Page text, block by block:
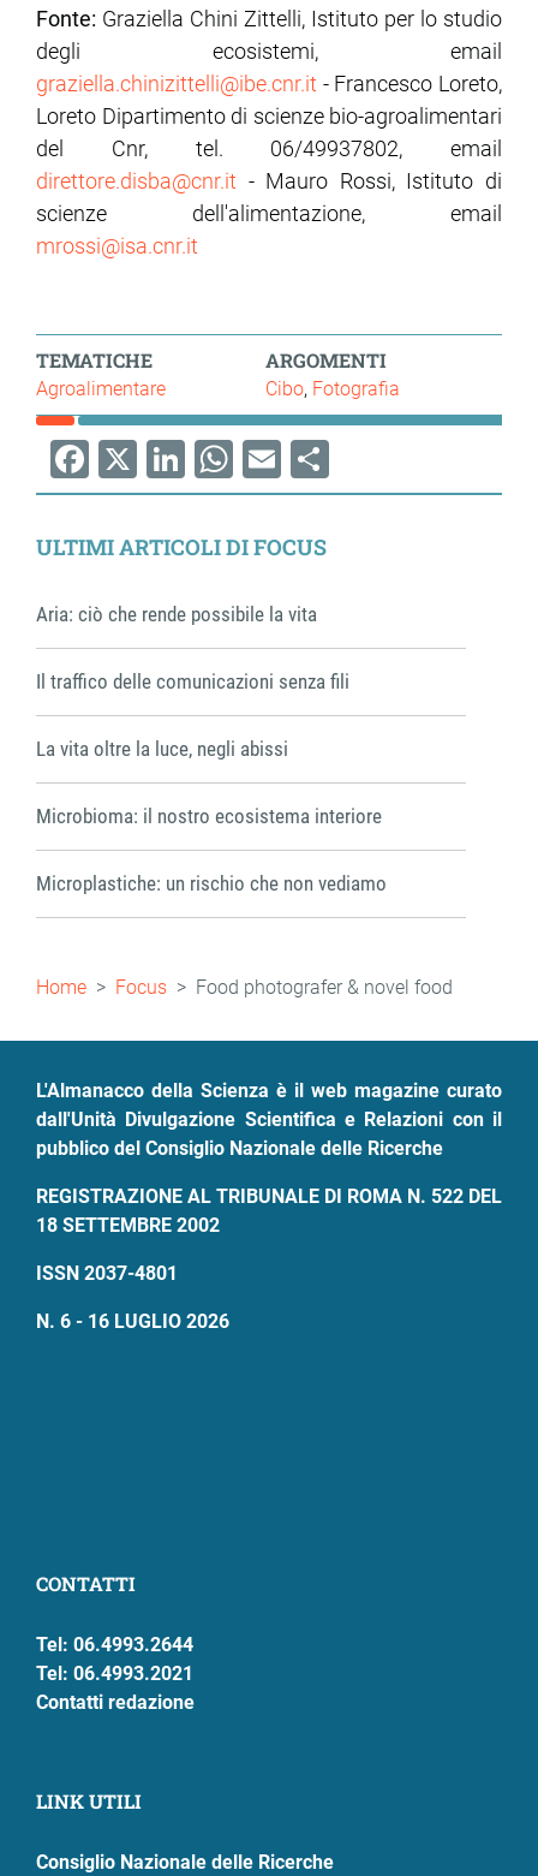
Fonte: Graziella Chini Zittelli, Istituto per lo studio
degli ecosistemi, email
graziella.chinizittelli@ibe.cnr.it - Francesco Loreto,
Loreto Dipartimento di scienze bio-agroalimentari
del Cnr, tel. 06/49937802, email
direttore.disba@cnr.it - Mauro Rossi, Istituto di
scienze dell'alimentazione, email
mrossi@isa.cnr.it
TEMATICHE
Agroalimentare
ARGOMENTI
Cibo Fotografia
Facebook
X LinkedIn
WhatsApp
EmailShare
ULTIMI ARTICOLI DI FOCUS
Aria: ciò che rende possibile la vita
Il traffico delle comunicazioni senza fili
La vita oltre la luce, negli abissi
Microbioma: il nostro ecosistema interiore
Microplastiche: un rischio che non vediamo
Briciole
Home Focus Food photografer & novel food
L'Almanacco della Scienza è il web magazine curato
dall'Unità Divulgazione Scientifica e Relazioni con il
pubblico del Consiglio Nazionale delle Ricerche
REGISTRAZIONE AL TRIBUNALE DI ROMA N. 522 DEL
18 SETTEMBRE 2002
ISSN 2037-4801
N. 6 - 16 LUGLIO 2026
CONTATTI
Tel: 06.4993.2644
Tel: 06.4993.2021
Contatti redazione
LINK UTILI
Consiglio Nazionale delle Ricerche